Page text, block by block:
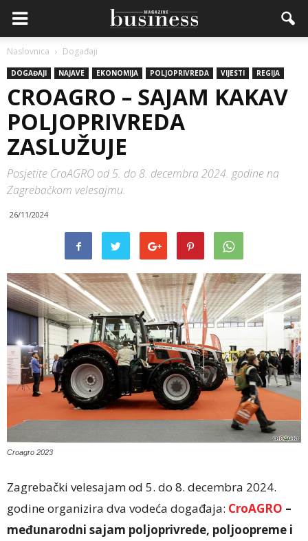
Naslovnica Događaji
DOGAĐAJI NAJAVE EKONOMIJA POLJOPRIVREDA VIJESTI REGIJA
CROAGRO – SAJAM KAKAV
POLJOPRIVREDA
ZASLUŽUJE
Posjetite CroAGRO od 5. do 8. decembra 2024. godine na
Zagrebačkom velesajmu.
26/11/2024
Croagro 2023
Zagrebački velesajam od 5. do 8. decembra 2024.
godine organizira dva vodeća događaja: CroAGRO –
međunarodni sajam poljoprivrede, poljoopreme i